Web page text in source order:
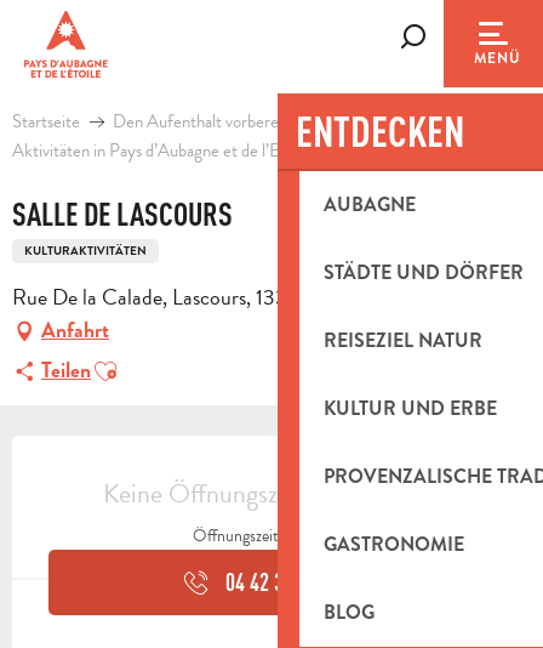
contenu
principal
MENÜ
ENTDECKEN
AUBAGNE
STÄDTE UND DÖRFER
REISEZIEL NATUR
KULTUR UND ERBE
PROVENZALISCHE
GASTRONOMIE
BLOG
Startseite Den Aufenthalt vorbereiten
Agenda & Ausflugsideen
Aktivitäten in Pays d’Aubagne et de l’Etoile
Freizeit Salle de Lascours
SALLE DE LASCOURS
KULTURAKTIVITÄTEN
Rue De la Calade, Lascours, 13360 Roquevaire
Anfahrt
TeilenAjouter aux favoris
ÖFFNUNGSZEITEN &
Keine Öffnungszeiten hinterlegt
Öffnungszeiten ansehen
04 42 32 91